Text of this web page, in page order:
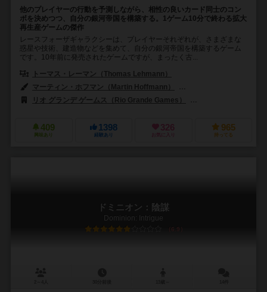
他のプレイヤーの行動を予測しながら、相性の良いカード同士のコン
ボを決めつつ、自分の銀河帝国を構築する。1ゲーム10分で終わる拡大
再生産ゲームの傑作
レースフォーザギャラクシーは、プレイヤーそれぞれが、さまざまな
惑星や技術、建造物などを集めて、自分の銀河帝国を構築するゲーム
です。10年前に発売されたゲームですが、まったく古...
トーマス・レーマン（Thomas Lehmann）
マーティン・ホフマン（Martin Hoffmann）
リオ グランデ ゲームス（Rio Grande Games）
409
興味あり
1398
経験あり
326
お気に入り
965
持ってる
ドミニオン：陰謀
Dominion: Intrigue
6.9